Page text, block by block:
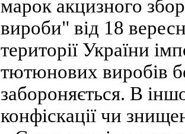
марок акцизного
вироби" від 18
території України
тютюнових виробів
забороняється. В
конфіскації чи